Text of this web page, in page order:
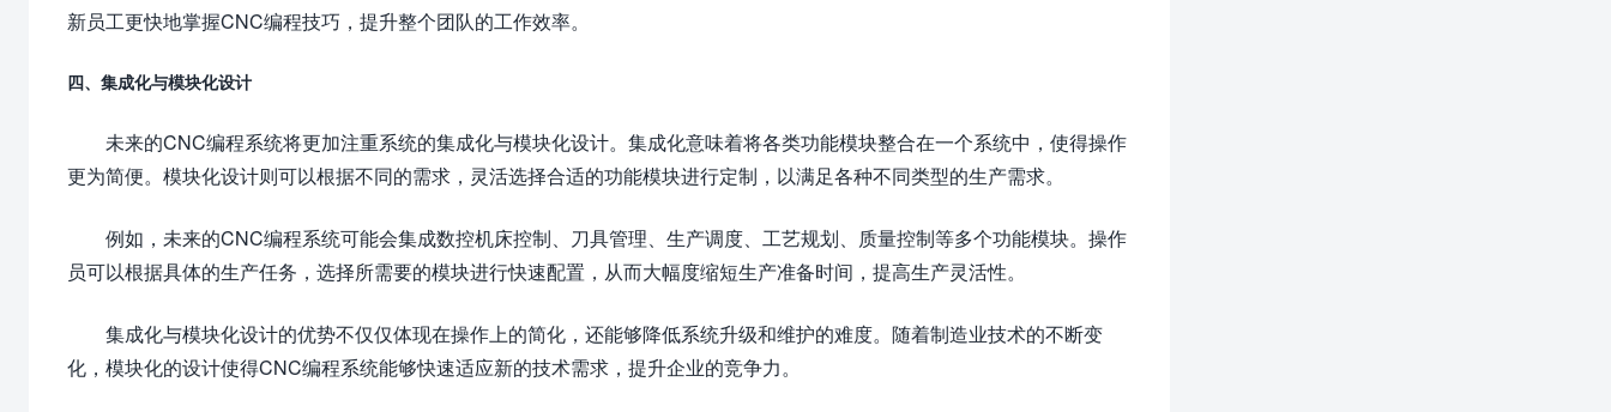
新员工更快地掌握CNC编程技巧，提升整个团队的工作效率。
四、集成化与模块化设计
未来的CNC编程系统将更加注重系统的集成化与模块化设计。集成化意味着将各类功能模块整合在一个系统中，使得操作
更为简便。模块化设计则可以根据不同的需求，灵活选择合适的功能模块进行定制，以满足各种不同类型的生产需求。
例如，未来的CNC编程系统可能会集成数控机床控制、刀具管理、生产调度、工艺规划、质量控制等多个功能模块。操作
员可以根据具体的生产任务，选择所需要的模块进行快速配置，从而大幅度缩短生产准备时间，提高生产灵活性。
集成化与模块化设计的优势不仅仅体现在操作上的简化，还能够降低系统升级和维护的难度。随着制造业技术的不断变
化，模块化的设计使得CNC编程系统能够快速适应新的技术需求，提升企业的竞争力。